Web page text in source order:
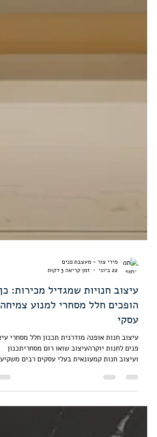
מירי צור - מעצבת פנים
עיצוב חנויות שמגדיל מכירות:
הופכים חלל מסחרי למנוע צמיחה
עסקי
עיצוב חנות אופנה מודרנית תכנון חלל מסחרי
פנים לחנות יוקרהעיצוב שואו רום מסחריתכנון
במוצרים מצוינים, בשיווק ובשירות לקוחות, אך
לעיתים מתעלמים מאחד מכלי המכירה החזקים
ביותר - עיצוב החנות עצמה. החלל המסחרי הוא